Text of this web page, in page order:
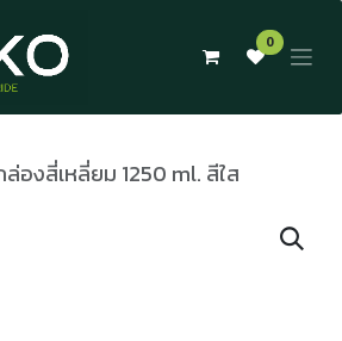
0
ล่องสี่เหลี่ยม 1250 ml. สีใส